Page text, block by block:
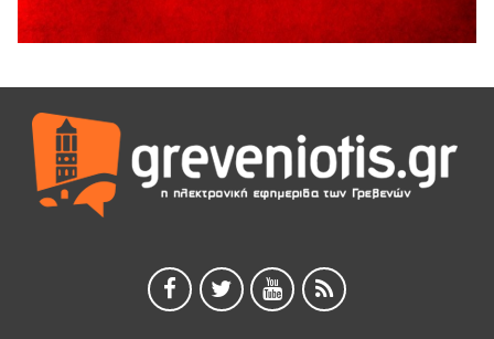
Διακοπή υδροδότησης του Α΄ κλάδου ύδρευσης
5 Αυγούστου 2026
Θερινό Σινεμά στο πλαίσιο του «Πολιτιστικού
Καλοκαιριού 2026» με την βραβευμένη ταινία «Μικρές
Ανάσες».
5 Αυγούστου 2026
5 Αυγούστου 2026